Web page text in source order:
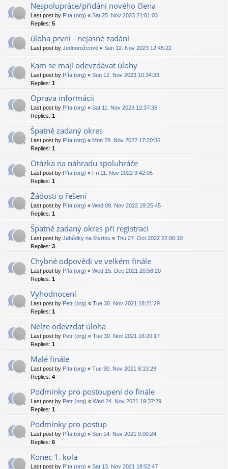
Nespolupráce/přidání nového člena
Last post by Píta (org) « Sat 25. Nov 2023 21:01:03
Replies: 5
úloha první - nejasné zadání
Last post by Jednorožcové « Sun 12. Nov 2023 12:45:22
Kam se mají odevzdávat úlohy
Last post by Píta (org) « Sun 12. Nov 2023 10:34:33
Replies: 1
Oprava informácii
Last post by Píta (org) « Sat 11. Nov 2023 12:37:36
Replies: 1
Špatně zadaný okres
Last post by Píta (org) « Mon 28. Nov 2022 17:20:56
Replies: 1
Otázka na náhradu spoluhráče
Last post by Píta (org) « Fri 11. Nov 2022 9:42:05
Replies: 1
Žádosti o řešení
Last post by Píta (org) « Wed 09. Nov 2022 19:25:45
Replies: 1
Špatně zadaný okres při registraci
Last post by Jahůdky na čtvrtou « Thu 27. Oct 2022 22:06:10
Replies: 3
Chybné odpovědi ve velkém finále
Last post by Píta (org) « Wed 15. Dec 2021 20:58:20
Replies: 1
Vyhodnocení
Last post by Petr (org) « Tue 30. Nov 2021 18:21:29
Replies: 1
Nelze odevzdat úloha
Last post by Petr (org) « Tue 30. Nov 2021 16:20:17
Replies: 1
Malé finále
Last post by Píta (org) « Tue 30. Nov 2021 8:13:29
Replies: 4
Podmínky pro postoupení do finále
Last post by Petr (org) « Wed 24. Nov 2021 19:37:29
Replies: 1
Podmínky pro postup
Last post by Píta (org) « Sun 14. Nov 2021 9:00:24
Replies: 6
Konec 1. kola
Last post by Píta (org) « Sat 13. Nov 2021 18:52:47